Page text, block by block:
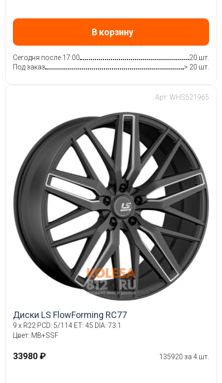
В корзину
Сегодня после 17:00
20 шт.
Под заказ
> 20 шт.
Арт: WHS521965
Диски LS FlowForming RC77
9 x R22 PCD: 5/114 ET: 45 DIA: 73.1
Цвет: MB+SSF
33980 ₽ 135920 за 4 шт.